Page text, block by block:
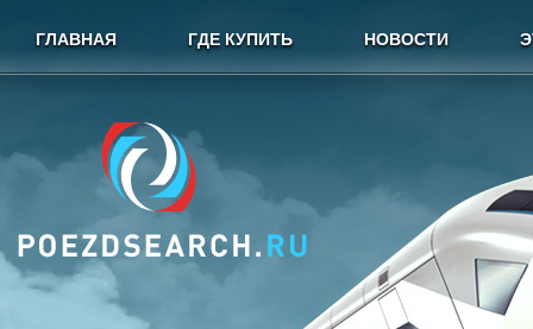
ГЛАВНАЯ ГДЕ КУПИТЬ НОВОСТИ